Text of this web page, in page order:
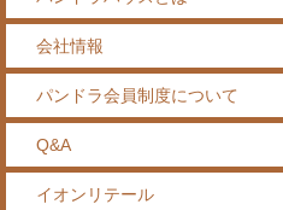
会社情報
パンドラ会員制度について
Q&A
イオンリテール